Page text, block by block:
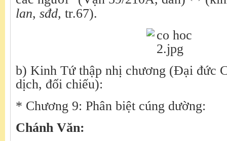
lan, sđd, tr.67).
b) Kinh Tứ thập nhị chương (Đại đức
dịch, đối chiếu):
* Chương 9: Phân biệt cúng dường:
Chánh Văn: